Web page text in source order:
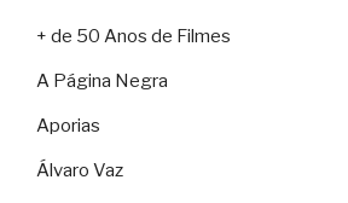
+ de 50 Anos de Filmes
A Página Negra
Aporias
Álvaro Vaz